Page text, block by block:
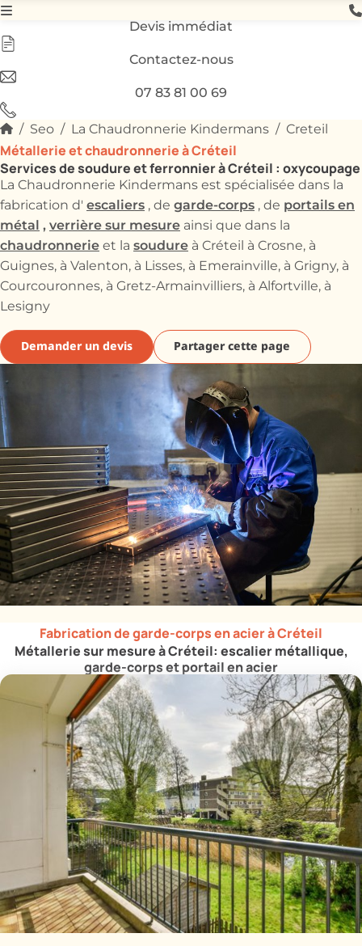
Devis immédiat
Contactez-nous
07 83 81 00 69
Seo La Chaudronnerie Kindermans Creteil
Services de soudure et ferronnier à Créteil : oxycoupage
Métallerie et chaudronnerie à Créteil
La Chaudronnerie Kindermans est spécialisée dans la
fabrication d' escaliers , de garde-corps , de portails en
métal,verrière sur mesure ainsi que dans la
chaudronnerieet la soudure à Créteil à Crosne, à
Guignes, à Valenton, à Lisses, à Emerainville, à Grigny, à
Courcouronnes, à Gretz-Armainvilliers, à Alfortville, à
Lesigny
Demander un devis Partager cette page
Métallerie sur mesure à Créteil: escalier métallique,
garde-corps et portail en acier
Fabrication de garde-corps en acier à Créteil